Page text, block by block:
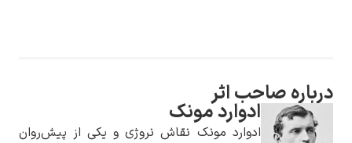
پیر آگوست رنوآر
اثر
مونک
مونک نقاش نروژی و یکی از پیش‌روان